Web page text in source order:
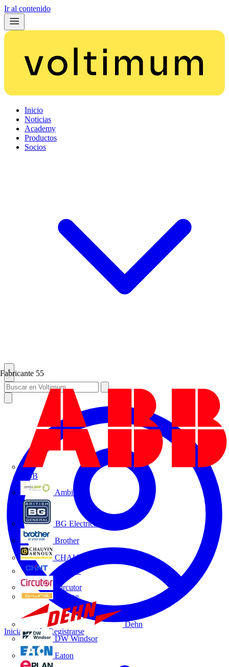
Ir al contenido
Inicio
Noticias
Academy
Productos
Socios
Fabricante 55
ABB
Ambilamp
BG Electrical
Brother
CHAUVIN ARNOUX
CHINT
Circutor
D-Line
Dehn
DW Windsor
Eaton
Iniciar sesión Registrarse